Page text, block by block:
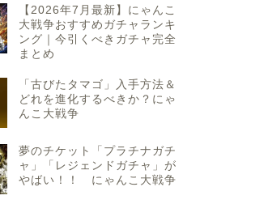
【2026年7月最新】にゃんこ
大戦争おすすめガチャランキ
ング｜今引くべきガチャ完全
まとめ
「古びたタマゴ」入手方法＆
どれを進化するべきか？にゃ
んこ大戦争
夢のチケット「プラチナガチ
ャ」「レジェンドガチャ」が
やばい！！ にゃんこ大戦争